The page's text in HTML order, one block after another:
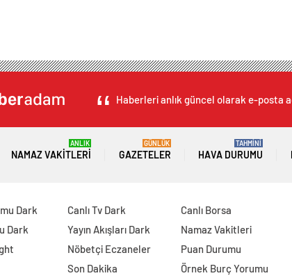
Haberleri anlık güncel olarak e-posta
NAMAZ VAKITLERI
ANLIK
GAZETELER
GÜNLÜK
HAVA DURUMU
TAHMİNİ
Dark
Dark
Canlı Tv Dark
Yayın Akışları Dark
Nöbetçi Eczaneler
Son Dakika
Canlı Borsa
Namaz Vakitleri
Puan Durumu
Örnek Burç Yorumu